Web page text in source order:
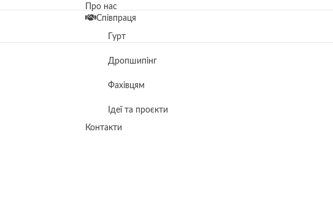
Про нас
Співпраця
Гурт
Дропшипінг
Фахівцям
Ідеї та проєкти
Контакти